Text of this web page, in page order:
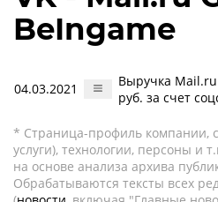
BeIngame
04.03.2021
Выручка
руб. за счет
* Страница-профиль компании,
услуги), технологии, персоны и
на основе анализа архива
Обрабатываются тексты всех